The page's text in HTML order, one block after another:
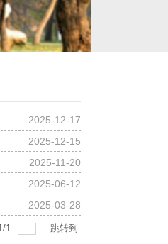
2025-12-17
2025-12-15
2025-11-20
2025-06-12
2025-03-28
/1 跳转到